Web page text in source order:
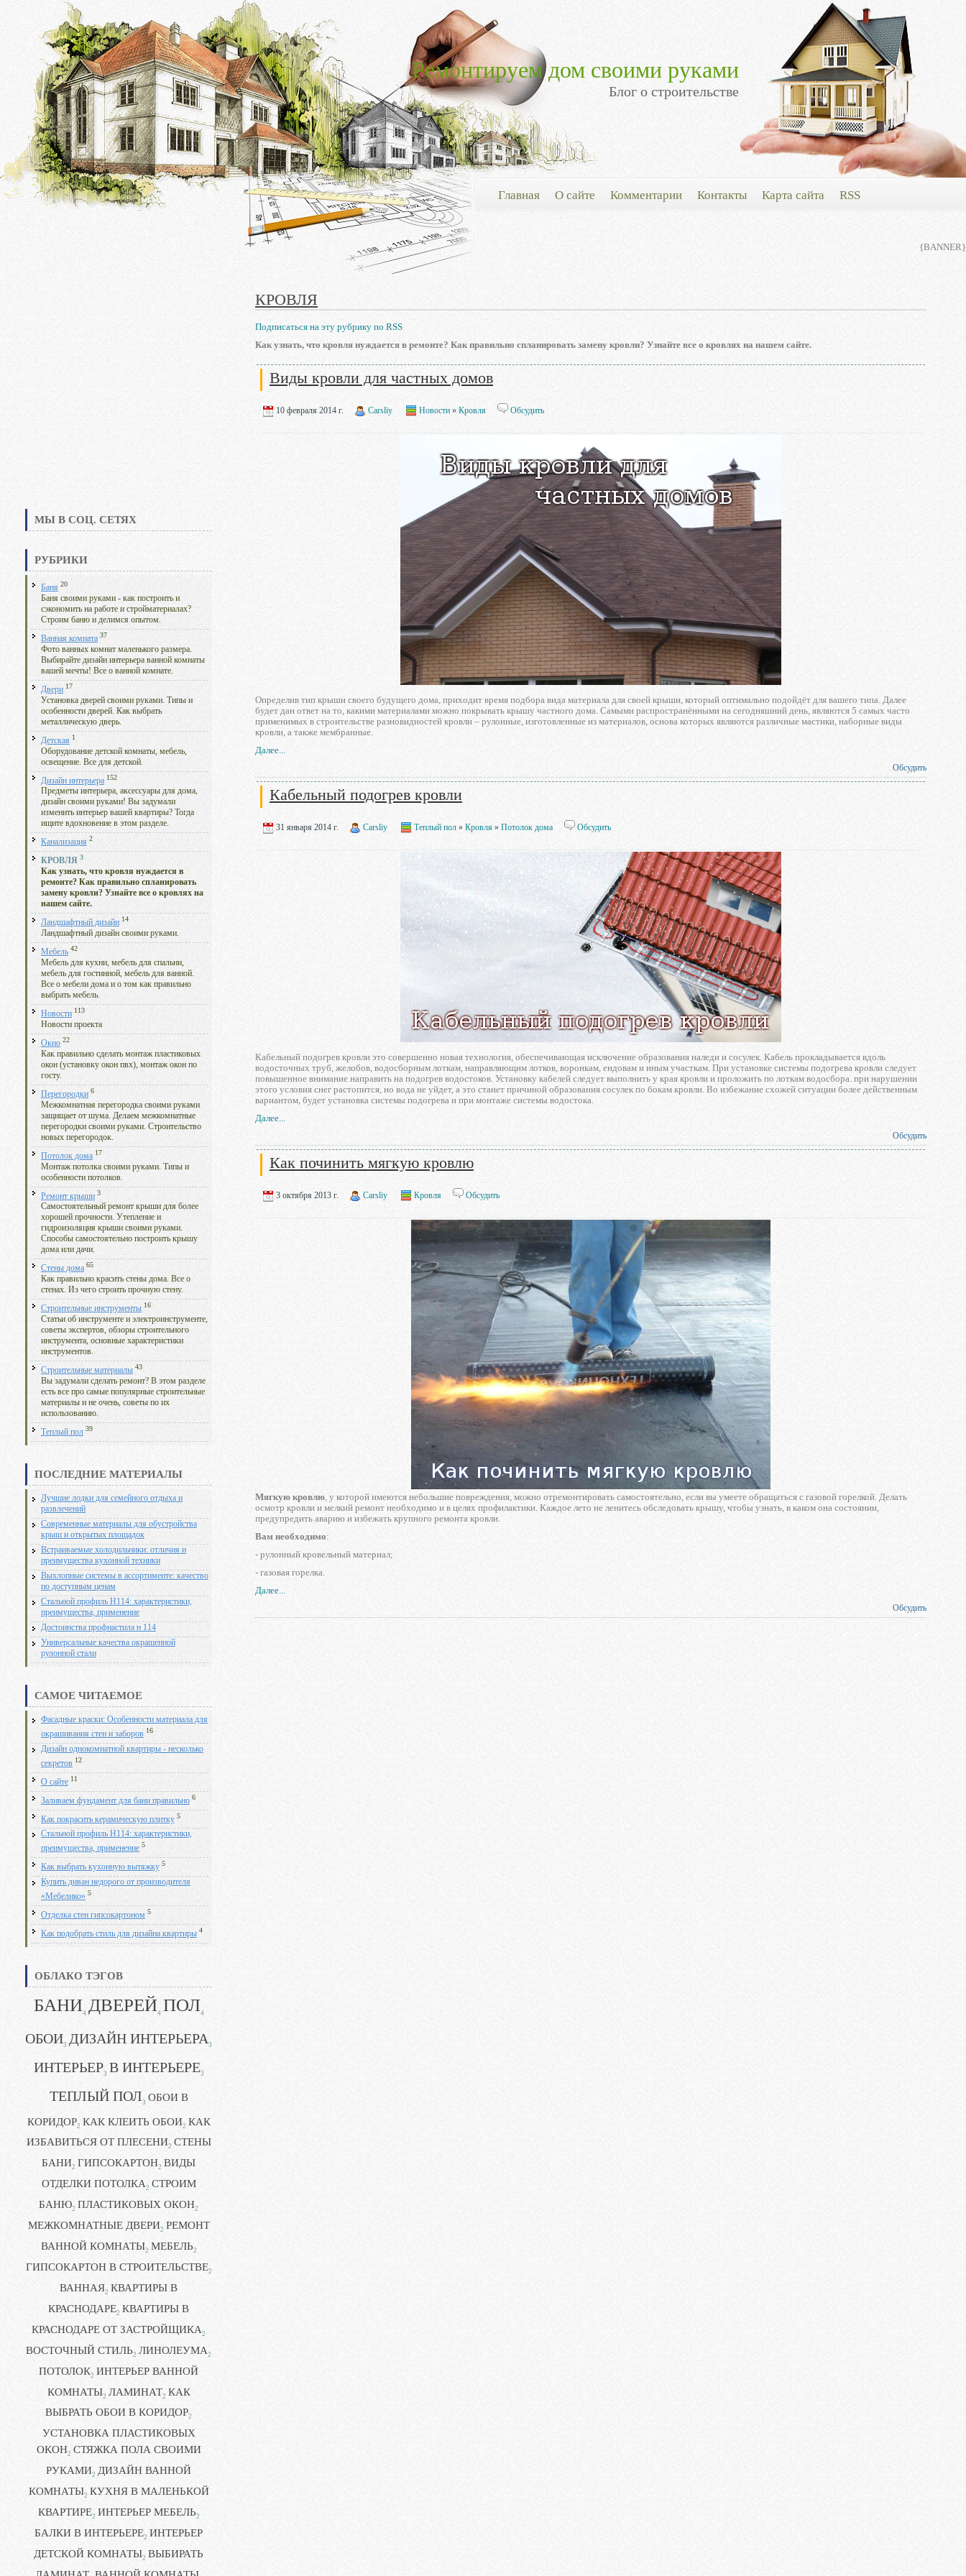
Ремонтируем дом своими руками
Блог о строительстве
Главная О сайте Комментарии Контакты Карта сайта RSS
{BANNER}
МЫ В СОЦ. СЕТЯХ
РУБРИКИ
Баня 20
Баня своими руками - как построить и
сэкономить на работе и стройматериалах?
Строим баню и делимся опытом.
Ванная комната 37
Фото ванных комнат маленького размера.
Выбирайте дизайн интерьера ванной комнаты
вашей мечты! Все о ванной комнате.
Двери 17
Установка дверей своими руками. Типы и
особенности дверей. Как выбрать
металлическую дверь.
Детская 1
Оборудование детской комнаты, мебель,
освещение. Все для детской.
Дизайн интерьера 152
Предметы интерьера, аксессуары для дома,
дизайн своими руками! Вы задумали
изменить интерьер вашей квартиры? Тогда
ищите вдохновение в этом разделе.
Канализация 2
КРОВЛЯ 3
Как узнать, что кровля нуждается в
ремонте? Как правильно спланировать
замену кровли? Узнайте все о кровлях на
нашем сайте.
Ландшафтный дизайн 14
Ландшафтный дизайн своими руками.
Мебель 42
Мебель для кухни, мебель для спальни,
мебель для гостинной, мебель для ванной.
Все о мебели дома и о том как правильно
выбрать мебель.
Новости 113
Новости проекта
Окно 22
Как правильно сделать монтаж пластиковых
окон (установку окон пвх), монтаж окон по
госту.
Перегородки 6
Межкомнатная перегородка своими руками
защищает от шума. Делаем межкомнатные
перегородки своими руками. Строительство
новых перегородок.
Потолок дома 17
Монтаж потолка своими руками. Типы и
особенности потолков.
Ремонт крыши 3
Самостоятельный ремонт крыши для более
хорошей прочности. Утепление и
гидроизоляция крыши своими руками.
Способы самостоятельно построить крышу
дома или дачи.
Стены дома 65
Как правильно красить стены дома. Все о
стенах. Из чего строить прочную стену.
Строительные инструменты 16
Статьи об инструменте и электроинструменте,
советы экспертов, обзоры строительного
инструмента, основные характеристики
инструментов.
Строительные материалы 43
Вы задумали сделать ремонт? В этом разделе
есть все про самые популярные строительные
материалы и не очень, советы по их
использованию.
Теплый пол 39
ПОСЛЕДНИЕ МАТЕРИАЛЫ
Лучшие лодки для семейного отдыха и
развлечений
Современные материалы для обустройства
крыш и открытых площадок
Встраиваемые холодильники: отличия и
преимущества кухонной техники
Выхлопные системы в ассортименте: качество
по доступным ценам
Стальной профиль Н114: характеристики,
преимущества, применение
Достоинства профнастила н 114
Универсальные качества окрашенной
рулонной стали
САМОЕ ЧИТАЕМОЕ
Фасадные краски: Особенности материала для
окрашивания стен и заборов 16
Дизайн однокомнатной квартиры - несколько
секретов 12
О сайте 11
Заливаем фундамент для бани правильно 6
Как покрасить керамическую плитку 5
Стальной профиль Н114: характеристики,
преимущества, применение 5
Как выбрать кухонную вытяжку 5
Купить диван недорого от производителя
«Мебелико» 5
Отделка стен гипсокартоном 5
Как подобрать стиль для дизайна квартиры 4
ОБЛАКО ТЭГОВ
БАНИ4 ДВЕРЕЙ4 ПОЛ4
ОБОИ3 ДИЗАЙН ИНТЕРЬЕРА3
ИНТЕРЬЕР3 В ИНТЕРЬЕРЕ3
ТЕПЛЫЙ ПОЛ3 ОБОИ В
КОРИДОР2 КАК КЛЕИТЬ ОБОИ2 КАК
ИЗБАВИТЬСЯ ОТ ПЛЕСЕНИ2 СТЕНЫ
БАНИ2 ГИПСОКАРТОН2 ВИДЫ
ОТДЕЛКИ ПОТОЛКА2 СТРОИМ
БАНЮ2 ПЛАСТИКОВЫХ ОКОН2
МЕЖКОМНАТНЫЕ ДВЕРИ2 РЕМОНТ
ВАННОЙ КОМНАТЫ2 МЕБЕЛЬ2
ГИПСОКАРТОН В СТРОИТЕЛЬСТВЕ2
ВАННАЯ2 КВАРТИРЫ В
КРАСНОДАРЕ2 КВАРТИРЫ В
КРАСНОДАРЕ ОТ ЗАСТРОЙЩИКА2
ВОСТОЧНЫЙ СТИЛЬ2 ЛИНОЛЕУМА2
ПОТОЛОК2 ИНТЕРЬЕР ВАННОЙ
КОМНАТЫ2 ЛАМИНАТ2 КАК
ВЫБРАТЬ ОБОИ В КОРИДОР2
УСТАНОВКА ПЛАСТИКОВЫХ
ОКОН2 СТЯЖКА ПОЛА СВОИМИ
РУКАМИ2 ДИЗАЙН ВАННОЙ
КОМНАТЫ2 КУХНЯ В МАЛЕНЬКОЙ
КВАРТИРЕ2 ИНТЕРЬЕР МЕБЕЛЬ2
БАЛКИ В ИНТЕРЬЕРЕ2 ИНТЕРЬЕР
ДЕТСКОЙ КОМНАТЫ2 ВЫБИРАТЬ
КРОВЛЯ
Подписаться на эту рубрику по RSS
Как узнать, что кровля нуждается в ремонте? Как правильно спланировать замену кровли? Узнайте все о кровлях на нашем сайте.
Виды кровли для частных домов
10 февраля 2014 г. Carsliy Новости » Кровля Обсудить
Определив тип крыши своего будущего дома, приходит время подбора вида материала для своей крыши, который оптимально подойдёт для вашего типа. Далее
будет дан ответ на то, какими материалами можно покрывать крышу частного дома. Самыми распространёнными на сегодняшний день, являются 5 самых часто
применимых в строительстве разновидностей кровли – рулонные, изготовленные из материалов, основа которых являются различные мастики, наборные виды
кровли, а также мембранные.
Далее...
Обсудить
Кабельный подогрев кровли
31 января 2014 г. Carsliy Теплый пол » Кровля » Потолок дома Обсудить
Кабельный подогрев кровли это совершенно новая технология, обеспечивающая исключение образования наледи и сосулек. Кабель прокладывается вдоль
водосточных труб, желобов, водосборным лоткам, направляющим лотков, воронкам, ендовам и иным участкам. При установке системы подогрева кровли следует
повышенное внимание направить на подогрев водостоков. Установку кабелей следует выполнить у края кровли и проложить по лоткам водосбора. при нарушении
этого условия снег растопится, но вода не уйдет, а это станет причиной образования сосулек по бокам кровли. Во избежание схожей ситуации более действенным
вариантом, будет установка системы подогрева и при монтаже системы водостока.
Далее...
Обсудить
Как починить мягкую кровлю
3 октября 2013 г. Carsliy Кровля Обсудить
Мягкую кровлю, у которой имеются небольшие повреждения, можно отремонтировать самостоятельно, если вы умеете обращаться с газовой горелкой. Делать
осмотр кровли и мелкий ремонт необходимо и в целях профилактики. Каждое лето не ленитесь обследовать крышу, чтобы узнать, в каком она состоянии,
предупредить аварию и избежать крупного ремонта кровли.
Вам необходимо:
- рулонный кровельный материал;
- газовая горелка.
Далее...
Обсудить